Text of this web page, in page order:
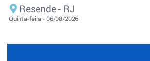
Resende - RJ
Quinta-feira - 06/08/2026